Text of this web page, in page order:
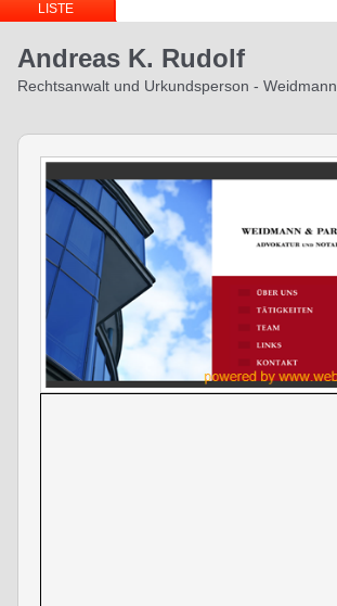
LISTE
Andreas K. Rudolf
Rechtsanwalt und Urkundsperson -